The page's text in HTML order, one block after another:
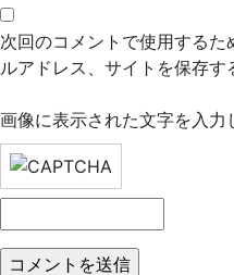
次回のコメントで使用する
ルアドレス、サイトを保存す
画像に表示された文字を入力